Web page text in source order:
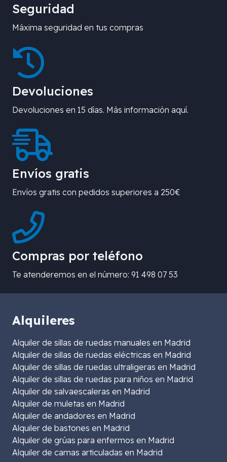
Seguridad
Máxima seguridad en tus compras
Devoluciones
Devoluciones en 15 días. Más información aquí.
Envíos gratis
Envíos gratis con pedidos superiores a 250€
Compras por teléfono
Te atenderemos en el número: 91 498 07 53
Alquileres
Alquiler de sillas de ruedas manuales en Madrid
Alquiler de sillas de ruedas eléctricas en Madrid
Alquiler de sillas de ruedas ultraligeras en Madrid
Alquiler de sillas de ruedas para niños en Madrid
Alquiler de salvaescaleras en Madrid
Alquiler de muletas en Madrid
Alquiler de andadores en Madrid
Alquiler de bastones en Madrid
Alquiler de grúas para enfermos en Madrid
Alquiler de camas articuladas en Madrid